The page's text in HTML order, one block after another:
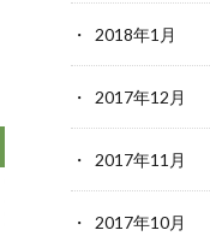
2018年1月
2017年12月
2017年11月
2017年10月